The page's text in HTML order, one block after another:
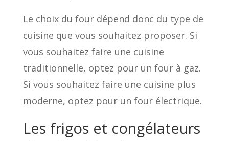
Le choix du four dépend donc du type de
cuisine que vous souhaitez proposer. Si
vous souhaitez faire une cuisine
traditionnelle, optez pour un four à gaz.
Si vous souhaitez faire une cuisine plus
moderne, optez pour un four électrique.
Les frigos et congélateurs